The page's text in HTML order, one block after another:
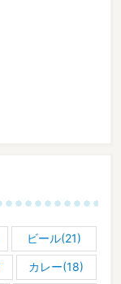
ビール(21)
カレー(18)